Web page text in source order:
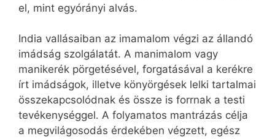
el, mint egyórányi alvás.
India vallásaiban az imamalom végzi az állandó
imádság szolgálatát. A manimalom vagy
manikerék pörgetésével, forgatásával a kerékre
írt imádságok, illetve könyörgések lelki tartalmai
összekapcsolódnak és össze is forrnak a testi
tevékenységgel. A folyamatos mantrázás célja
a megvilágosodás érdekében végzett, egész